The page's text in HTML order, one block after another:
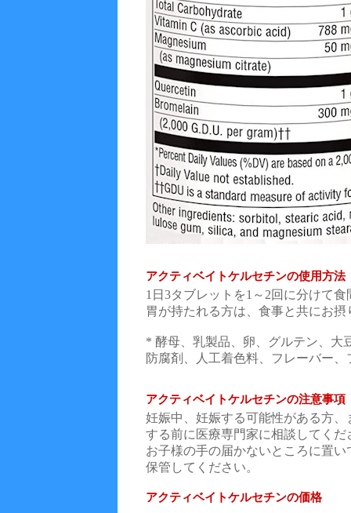
アクティベイトケルセチンの使用方法
1日3タブレットを1～2回に分けて
胃が持たれる方は、食事と共にお摂
* 酵母、乳製品、卵、グルテン、大
防腐剤、人工着色料、フレーバー
アクティベイトケルセチンの注意事項
妊娠中、妊娠する可能性がある方
する前に医療専門家に相談してくだ
お子様の手の届かないところに置
保管してください。
アクティベイトケルセチン